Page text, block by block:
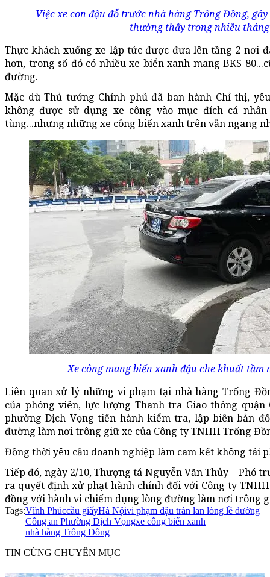
Việc xe con đậu đỗ trước nhà hàng Trống Đồng,
thường thấy trong nhiều
Thực khách xuống xe lập tức được đưa lên tầng 2 nơi
hơn, trong số đó có nhiều xe biển xanh mang BKS
đường.
Mặc dù Thủ tướng Chính phủ đã ban hành Chỉ thị,
không được sử dụng xe công vào mục đích cá
tùng...nhưng những xe công biển xanh trên vẫn ngang
Xe công mang biển xanh đậu che khuất
Liên quan xử lý những vi phạm tại nhà hàng Trống
của phóng viên, lực lượng Thanh tra Giao thông quận
phường Dịch Vọng tiến hành kiểm tra, lập biên bản
đường làm nơi trông giữ xe của Công ty TNHH Trống
Đồng thời yêu cầu doanh nghiệp làm cam kết không tái
Tiếp đó, ngày 2/10, Thượng tá Nguyễn Văn Thủy – Phó
ra quyết định xử phạt hành chính đối với Công ty
đồng với hành vi chiếm dụng lòng đường làm nơi trông
Tags:Vĩnh Phúccầu giấyHà Nộivi phạm đậu tràn lan lòng lề đường
Công an Phường Dịch Vọngxe công biển xanh
nhà hàng Trống Đồng
TIN CÙNG CHUYÊN MỤC